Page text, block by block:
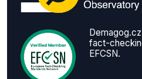
fact-
EFCSN.